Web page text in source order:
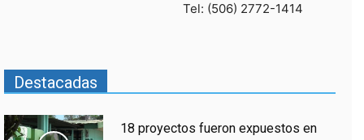
Tel: (506) 2772-1414
Destacadas
18 proyectos fueron expuestos en